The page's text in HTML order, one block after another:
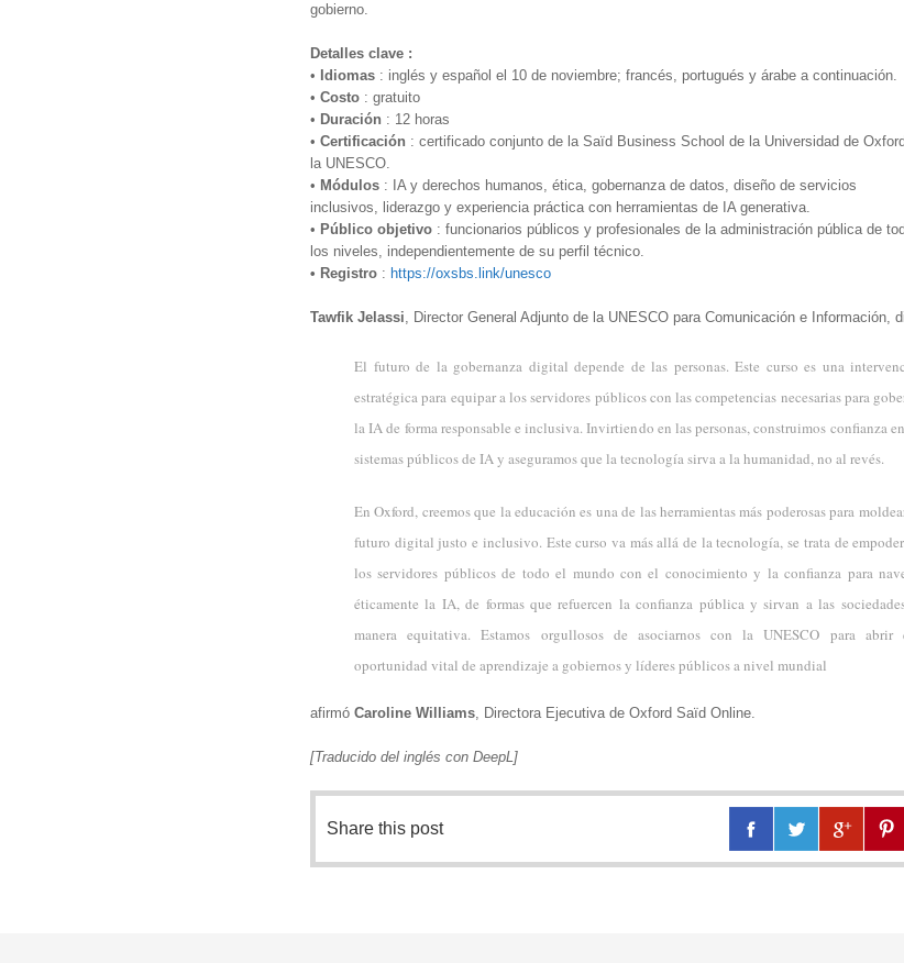
gobierno.
Detalles clave :
• Idiomas : inglés y español el 10 de noviembre; francés, portugués y árabe a continuación.
• Costo : gratuito
• Duración : 12 horas
• Certificación : certificado conjunto de la Saïd Business School de la Universidad de
la UNESCO.
• Módulos : IA y derechos humanos, ética, gobernanza de datos, diseño de servicios
inclusivos, liderazgo y experiencia práctica con herramientas de IA generativa.
• Público objetivo : funcionarios públicos y profesionales de la administración pública de
los niveles, independientemente de su perfil técnico.
• Registro : https://oxsbs.link/unesco
Tawfik Jelassi, Director General Adjunto de la UNESCO para Comunicación e Información,
El futuro de la gobernanza digital depende de las personas. Este curso es una
estratégica para equipar a los servidores públicos con las competencias necesarias para
la IA de forma responsable e inclusiva. Invirtiendo en las personas, construimos confianza
sistemas públicos de IA y aseguramos que la tecnología sirva a la humanidad, no al revés.
En Oxford, creemos que la educación es una de las herramientas más poderosas para
futuro digital justo e inclusivo. Este curso va más allá de la tecnología, se trata de
los servidores públicos de todo el mundo con el conocimiento y la confianza para
éticamente la IA, de formas que refuercen la confianza pública y sirvan a las
manera equitativa. Estamos orgullosos de asociarnos con la UNESCO para abrir
oportunidad vital de aprendizaje a gobiernos y líderes públicos a nivel mundial
afirmó Caroline Williams, Directora Ejecutiva de Oxford Saïd Online.
[Traducido del inglés con DeepL]
Share this post